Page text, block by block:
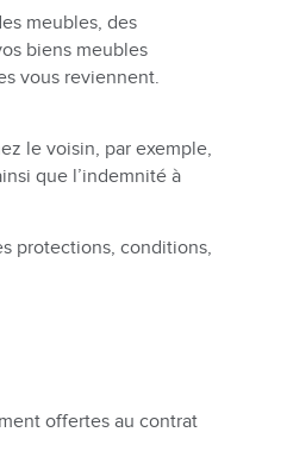
meubles, des
biens meubles
vous reviennent.
le voisin, par exemple,
que l’indemnité à
protections, conditions,
offertes au contrat